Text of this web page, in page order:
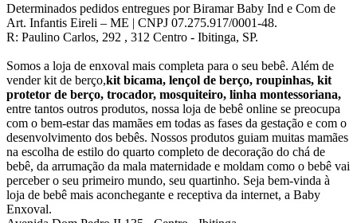
Determinados pedidos entregues por Biramar Baby Ind e Com de
Art. Infantis Eireli – ME | CNPJ 07.275.917/0001-48.
R: Paulino Carlos, 292 , 312 Centro - Ibitinga, SP.
Somos a loja de enxoval mais completa para o seu bebê. Além de
vender kit de berço,kit bicama, lençol de berço, roupinhas, kit
protetor de berço, trocador, mosquiteiro, linha montessoriana,
entre tantos outros produtos, nossa loja de bebê online se preocupa
com o bem-estar das mamães em todas as fases da gestação e com o
desenvolvimento dos bebês. Nossos produtos guiam muitas mamães
na escolha de estilo do quarto completo de decoração do chá de
bebê, da arrumação da mala maternidade e moldam como o bebê vai
perceber o seu primeiro mundo, seu quartinho. Seja bem-vinda à
loja de bebê mais aconchegante e receptiva da internet, a Baby
Enxoval.